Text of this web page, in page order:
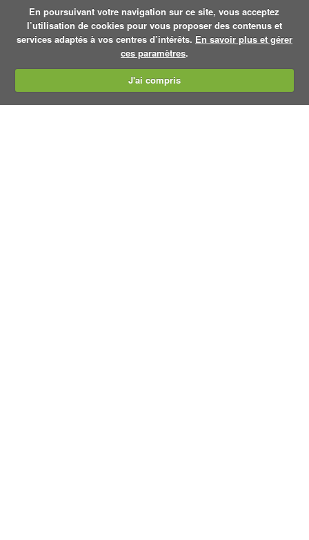
En poursuivant votre navigation sur ce site, vous acceptez
l’utilisation de cookies pour vous proposer des contenus et
services adaptés à vos centres d’intérêts. En savoir plus et gérer
ces paramètres.
J'ai compris